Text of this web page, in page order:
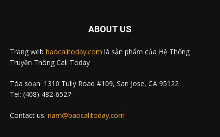
ABOUT US
Trang web baocalitoday.com là sản phẩm của Hệ Thống
Truyền Thông Cali Today
Tòa soạn: 1310 Tully Road #109, San Jose, CA 95122
Tel: (408) 482-6527
Contact us: nam@baocalitoday.com